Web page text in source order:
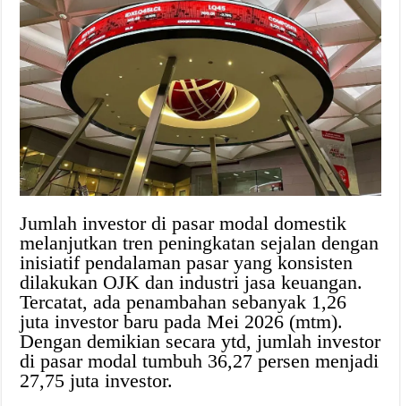
Jumlah investor di pasar modal domestik
melanjutkan tren peningkatan sejalan dengan
inisiatif pendalaman pasar yang konsisten
dilakukan OJK dan industri jasa keuangan.
Tercatat, ada penambahan sebanyak 1,26
juta investor baru pada Mei 2026 (mtm).
Dengan demikian secara ytd, jumlah investor
di pasar modal tumbuh 36,27 persen menjadi
27,75 juta investor.